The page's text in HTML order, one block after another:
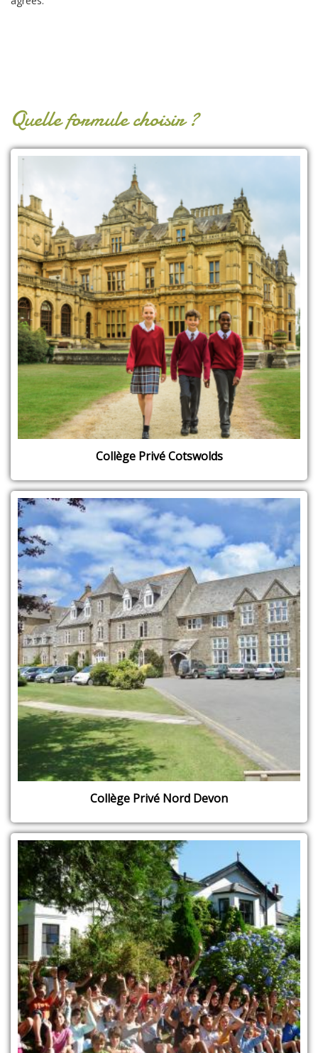
Quelle formule choisir ?
Collège Privé Cotswolds
Collège Privé Nord Devon